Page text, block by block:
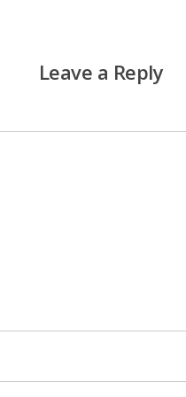
Leave a Reply